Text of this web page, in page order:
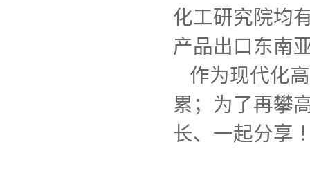
化工研究院均
产品出口东南
作为现代化
累；为了再攀
长、一起分享